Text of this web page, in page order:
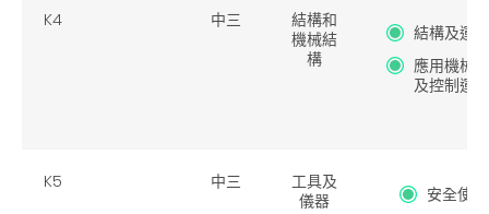
K4 中三
結構和
機械結
構
結構及運
應用機械
及控制運動
K5 中三
工具及
儀器
安全使